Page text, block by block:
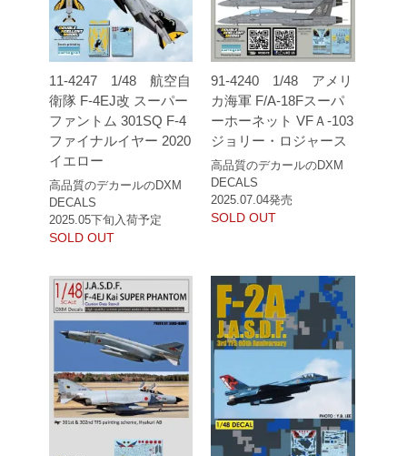
11-4247 1/48 航空自
衛隊 F-4EJ改 スーパー
ファントム 301SQ F-4
ファイナルイヤー 2020
イエロー
高品質のデカールのDXM
DECALS
2025.05下旬入荷予定
SOLD OUT
91-4240 1/48 アメリ
カ海軍 F/A-18Fスーパ
ーホーネット VFＡ-103
ジョリー・ロジャース
高品質のデカールのDXM
DECALS
2025.07.04発売
SOLD OUT